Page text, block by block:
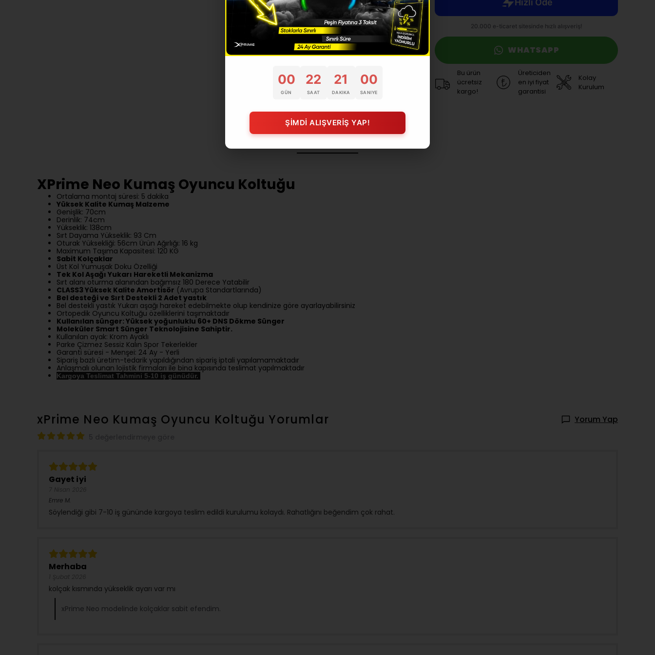
WHATSAPP
Bu ürün
ücretsiz
kargo!
Üreticiden
en iyi fiyat
garantisi
Kolay
Kurulum
XPrime Neo Kumaş Oyuncu Koltuğu
Ortalama montaj süresi: 5 dakika
Yüksek Kalite Kumaş Malzeme
Genişlik: 70cm
Derinlik: 74cm
Yükseklik: 138cm
Sırt Dayama Yükseklik: 93 Cm
Oturak Yüksekliği: 56cm Ürün Ağırlığı: 16 kg
Maximum Taşıma Kapasitesi: 120 KG
Sabit Kolçaklar
Üst Kol Yumuşak Doku Özelliği
Tek Kol Aşağı Yukarı Hareketli Mekanizma
Sırt alanı oturma alanından bağımsız 180 Derece Yatabilir
CLASS3 Yüksek Kalite Amortisör (Avrupa Standartlarında)
Bel desteği ve Sırt Destekli 2 Adet yastık
Bel destekli yastık Yukarı aşağı hareket edebilmekte olup kendinize göre ayarlayabilirsiniz
Ortopedik Oyuncu Koltuğu özelliklerini taşımaktadır
Kullanılan sünger: Yüksek yoğunluklu 60+ DNS Dökme Sünger
Moleküler Smart Sünger Teknolojisine Sahiptir.
Kullanılan ayak: Krom Ayaklı
Parke Çizmez Sessiz Kalın Spor Tekerlekler
Garanti süresi - Menşei: 24 Ay - Yerli
Sipariş bazlı üretim-tedarik yapıldığından sipariş iptali yapılamamaktadır
Anlaşmalı olunan lojistik firmaları ile bina kapısında teslimat yapılmaktadır
Kargoya Teslimat Tahmini 5-10 iş günüdür.
xPrime Neo Kumaş Oyuncu Koltuğu Yorumlar Yorum Yap
Gayet iyi
Emre M.
Söylendiği gibi 7-10 iş gününde kargoya teslim edildi kurulumu kolaydı. Rahatlığını beğendim çok rahat.
Merhaba
kolçak kısmında yükseklik ayarı var mı
xPrime Neo modelinde kolçaklar sabit efendim.
00
GÜN
22
SAAT
20
DAKIKA
59
SANIYE
ŞİMDİ ALIŞVERİŞ YAP!